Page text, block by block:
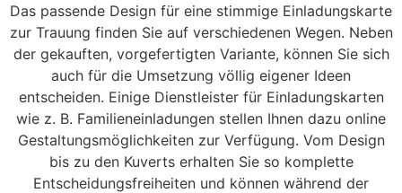
Das passende Design für eine stimmige Einladungskarte
zur Trauung finden Sie auf verschiedenen Wegen. Neben
der gekauften, vorgefertigten Variante, können Sie sich
auch für die Umsetzung völlig eigener Ideen
entscheiden. Einige Dienstleister für Einladungskarten
wie z. B. Familieneinladungen stellen Ihnen dazu online
Gestaltungsmöglichkeiten zur Verfügung. Vom Design
bis zu den Kuverts erhalten Sie so komplette
Entscheidungsfreiheiten und können während der